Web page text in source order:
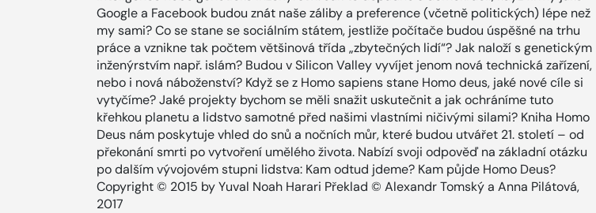
Google a Facebook budou znát naše záliby a preference (včetně politických) lépe než
my sami? Co se stane se sociálním státem, jestliže počítače budou úspěšné na trhu
práce a vznikne tak počtem většinová třída „zbytečných lidí“? Jak naloží s genetickým
inženýrstvím např. islám? Budou v Silicon Valley vyvíjet jenom nová technická zařízení,
nebo i nová náboženství? Když se z Homo sapiens stane Homo deus, jaké nové cíle si
vytyčíme? Jaké projekty bychom se měli snažit uskutečnit a jak ochráníme tuto
křehkou planetu a lidstvo samotné před našimi vlastními ničivými silami? Kniha Homo
Deus nám poskytuje vhled do snů a nočních můr, které budou utvářet 21. století – od
překonání smrti po vytvoření umělého života. Nabízí svoji odpověď na základní otázku
po dalším vývojovém stupni lidstva: Kam odtud jdeme? Kam půjde Homo Deus?
Copyright © 2015 by Yuval Noah Harari Překlad © Alexandr Tomský a Anna Pilátová,
2017